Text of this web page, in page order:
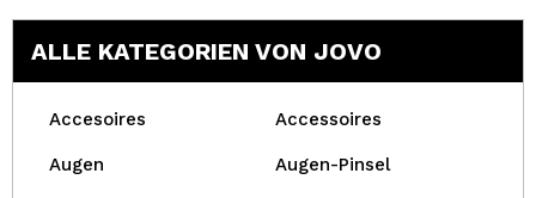
ALLE KATEGORIEN VON JOVO
Accesoires Accessoires
Augen Augen-Pinsel